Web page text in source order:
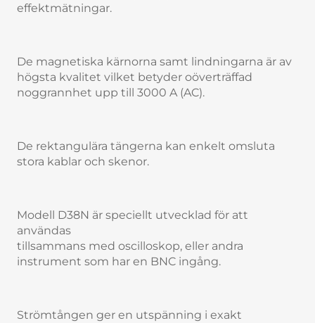
effektmätningar.
De magnetiska kärnorna samt lindningarna är av
högsta kvalitet vilket betyder oöverträffad
noggrannhet upp till 3000 A (AC).
De rektangulära tängerna kan enkelt omsluta
stora kablar och skenor.
Modell D38N är speciellt utvecklad för att
användas
tillsammans med oscilloskop, eller andra
instrument som har en BNC ingång.
Strömtången ger en utspänning i exakt